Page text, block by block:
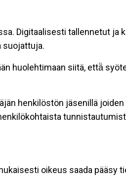
Digitaalisesti tallennetut ja
suojattuja.
huolehtimaan siitä, että̈
henkilöstön jäsenillä
oikeus saada pääsy